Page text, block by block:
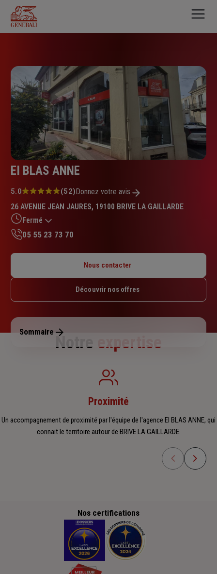
contenu
principal
EI BLAS ANNE
Note
5.0
sur
5
étoiles
5.0 (52)Donnez votre avis
26 AVENUE JEAN JAURES, 19100 BRIVE LA GAILLARDE
Fermé
Mardi : 09h – 12h / 14h – 18h
Jeudi : 09h – 12h / 14h – 18h
Dimanche : Fermé
05 55 23 73 70
Nous contacter
Découvrir nos offres
Sommaire
Notre expertise
Proximité
Un accompagnement de proximité par l'équipe de l'agence EI BLAS ANNE, qui
connait le territoire autour de BRIVE LA GAILLARDE.
Nos certifications